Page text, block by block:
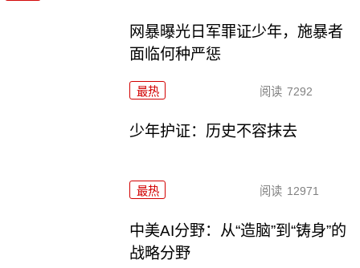
网暴曝光日军罪证少年，施暴者
面临何种严惩
最热 阅读 7292
少年护证：历史不容抹去
最热 阅读 12971
中美AI分野：从“造脑”到“铸身”的
战略分野